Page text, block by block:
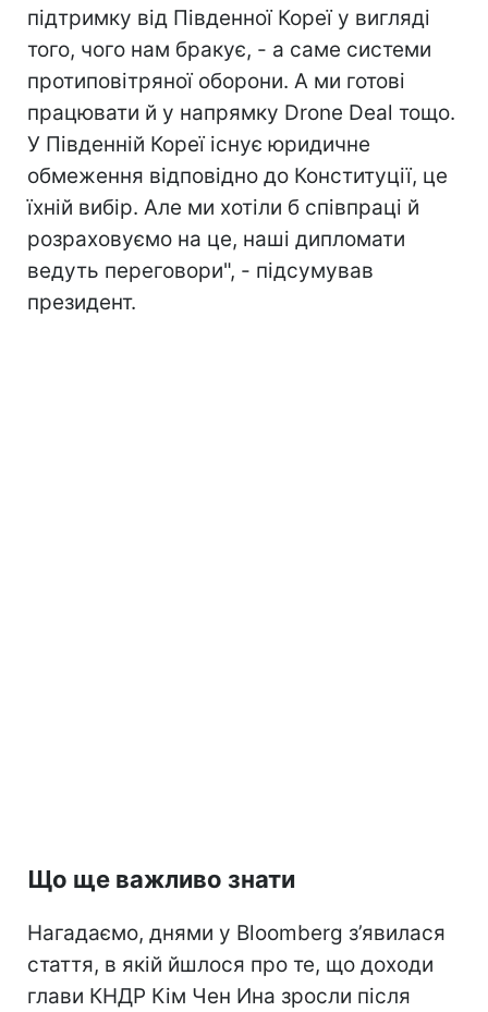
підтримку від Південної Кореї у вигляді
того, чого нам бракує, - а саме системи
протиповітряної оборони. А ми готові
працювати й у напрямку Drone Deal тощо.
У Південній Кореї існує юридичне
обмеження відповідно до Конституції, це
їхній вибір. Але ми хотіли б співпраці й
розраховуємо на це, наші дипломати
ведуть переговори", - підсумував
президент.
Що ще важливо знати
Нагадаємо, днями у Bloomberg з’явилася
стаття, в якій йшлося про те, що доходи
глави КНДР Кім Чен Ина зросли після